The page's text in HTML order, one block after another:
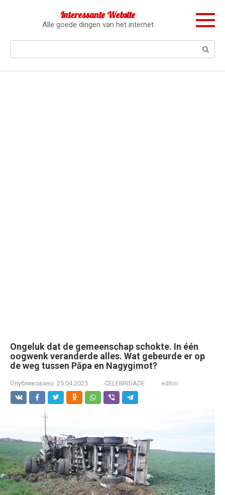
Interessante Website
Alle goede dingen van het internet
Ongeluk dat de gemeenschap schokte. In één
oogwenk veranderde alles. Wat gebeurde er op
de weg tussen Păpa en Nagygimot?
Опубликовано: 25.04.2025 CELEBRIDADE editor